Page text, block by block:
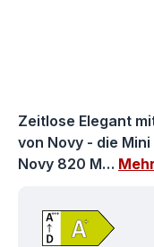
Zeitlose Elegant
von Novy - die
Novy 820 M… Mehr